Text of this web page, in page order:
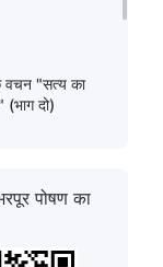
वचन "सत्य का
दो)
वचन "सत्य का
पोषण का